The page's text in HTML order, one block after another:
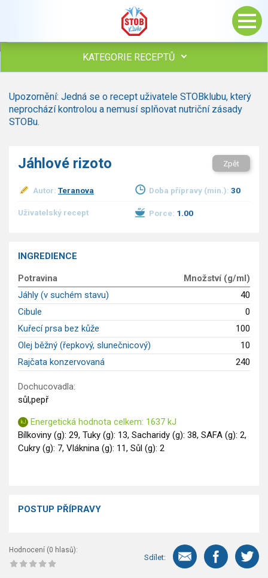
KATEGORIE RECEPTŮ
Polévky
Studená kuchyně
hovězí, telecí
vnitřnosti
Omáčky
Saláty
Sladké pokrmy
Dezerty
Nápoje
Ostatní
Dětské recepty
Upozornění: Jedná se o recept uživatele STOBklubu, který
neprochází kontrolou a nemusí splňovat nutriční zásady
STOBu.
Jáhlové rizoto Zpět
Autor: Teranova Doba přípravy (min.): 30
Uživatelský recept Porce: 1.00
INGREDIENCE
Potravina
Množství (g/ml)
Jáhly (v suchém stavu)
40
Cibule
0
Kuřecí prsa bez kůže
100
Olej běžný (řepkový, slunečnicový)
10
Rajčata konzervovaná
240
Dochucovadla:
sůl,pepř
Energetická hodnota celkem: 1637 kJ
Bílkoviny (g): 29, Tuky (g): 13, Sacharidy (g): 38, SAFA (g): 2,
Cukry (g): 7, Vláknina (g): 11, Sůl (g): 2
POSTUP PŘÍPRAVY
Hodnocení (0 hlasů):
Sdílet: